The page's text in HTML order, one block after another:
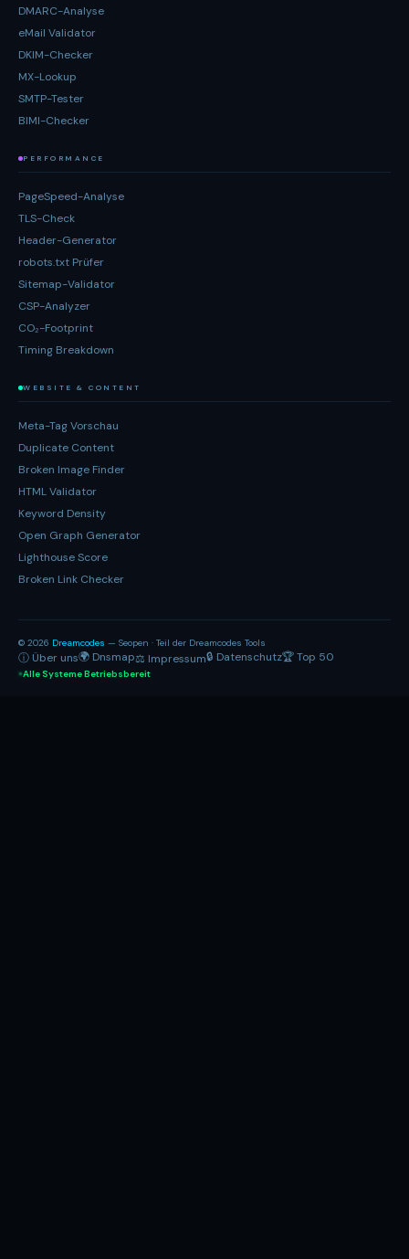
DMARC-Analyse
eMail Validator
DKIM-Checker
MX-Lookup
SMTP-Tester
BIMI-Checker
PERFORMANCE
PageSpeed-Analyse
TLS-Check
Header-Generator
robots.txt Prüfer
Sitemap-Validator
CSP-Analyzer
CO₂-Footprint
Timing Breakdown
WEBSITE & CONTENT
Meta-Tag Vorschau
Duplicate Content
Broken Image Finder
HTML Validator
Keyword Density
Open Graph Generator
Lighthouse Score
Broken Link Checker
© 2026 Dreamcodes — Seopen · Teil der Dreamcodes Tools
ⓘ Über uns🌍 Dnsmap⚖ Impressum🔒 Datenschutz🏆 Top 50
Alle Systeme Betriebsbereit